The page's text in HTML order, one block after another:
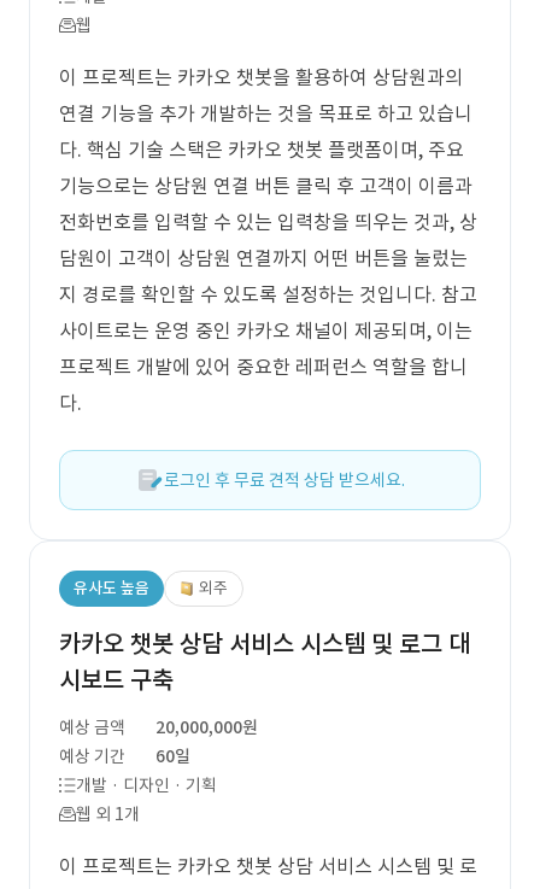
웹
이 프로젝트는 카카오 챗봇을 활용하여 상담원과의
연결 기능을 추가 개발하는 것을 목표로 하고 있습니
다. 핵심 기술 스택은 카카오 챗봇 플랫폼이며, 주요
기능으로는 상담원 연결 버튼 클릭 후 고객이 이름과
전화번호를 입력할 수 있는 입력창을 띄우는 것과, 상
담원이 고객이 상담원 연결까지 어떤 버튼을 눌렀는
지 경로를 확인할 수 있도록 설정하는 것입니다. 참고
사이트로는 운영 중인 카카오 채널이 제공되며, 이는
프로젝트 개발에 있어 중요한 레퍼런스 역할을 합니
다.
로그인 후 무료 견적 상담 받으세요.
유사도 높음 외주
카카오 챗봇 상담 서비스 시스템 및 로그 대
시보드 구축
예상 금액
20,000,000원
예상 기간
60일
개발 · 디자인 · 기획
웹 외 1개
이 프로젝트는 카카오 챗봇 상담 서비스 시스템 및 로